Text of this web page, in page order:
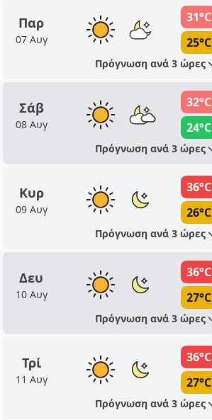
Παρ
07 Αυγ
31°C
25°C
Πρόγνωση ανά 3 ώρες
Σάβ
08 Αυγ
32°C
24°C
Πρόγνωση ανά 3 ώρες
Κυρ
09 Αυγ
36°C
26°C
Πρόγνωση ανά 3 ώρες
Δευ
10 Αυγ
36°C
27°C
Πρόγνωση ανά 3 ώρες
Τρί
11 Αυγ
36°C
27°C
Πρόγνωση ανά 3 ώρες